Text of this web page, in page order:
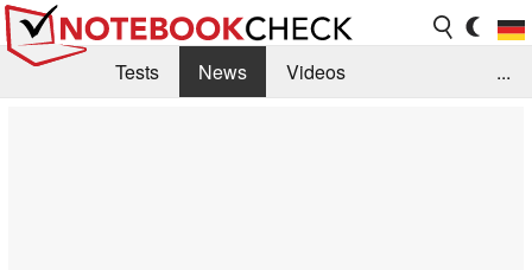
Tests News
Videos
...